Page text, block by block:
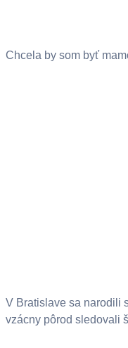
Chcela by som byť
V Bratislave sa narodili
vzácny pôrod sledovali